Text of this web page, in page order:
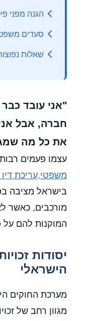
הגנה מפני
סעדים
שאלות
"אני עובד
חברה, אבל
את כל מה
עצמו פעמים
משפטי,עריכת
בישראל מציבה
מורכבים, כאשר
המוקנות להם על
יסודות
הישראלי
מערכת החוקים
מגוון רחב של